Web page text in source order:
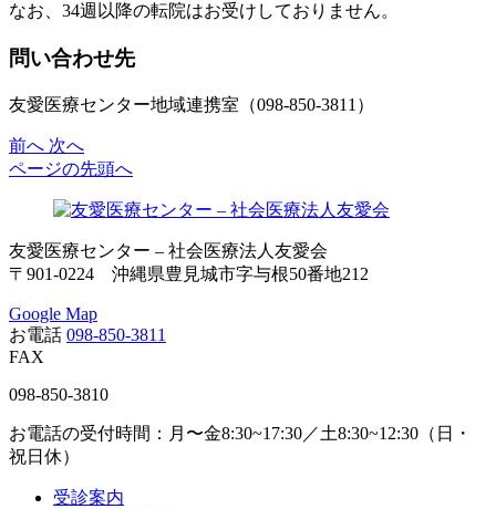
なお、34週以降の転院はお受けしておりません。
問い合わせ先
友愛医療センター地域連携室（098-850-3811）
前へ 次へ
ページの先頭へ
友愛医療センター – 社会医療法人友愛会
〒901-0224 沖縄県豊見城市字与根50番地212
Google Map
お電話 098-850-3811
FAX
098-850-3810
お電話の受付時間：月〜金8:30~17:30／土8:30~12:30（日・
祝日休）
受診案内